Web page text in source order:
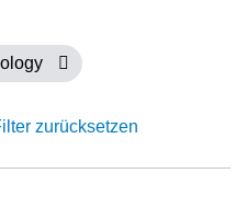
zurücksetzen